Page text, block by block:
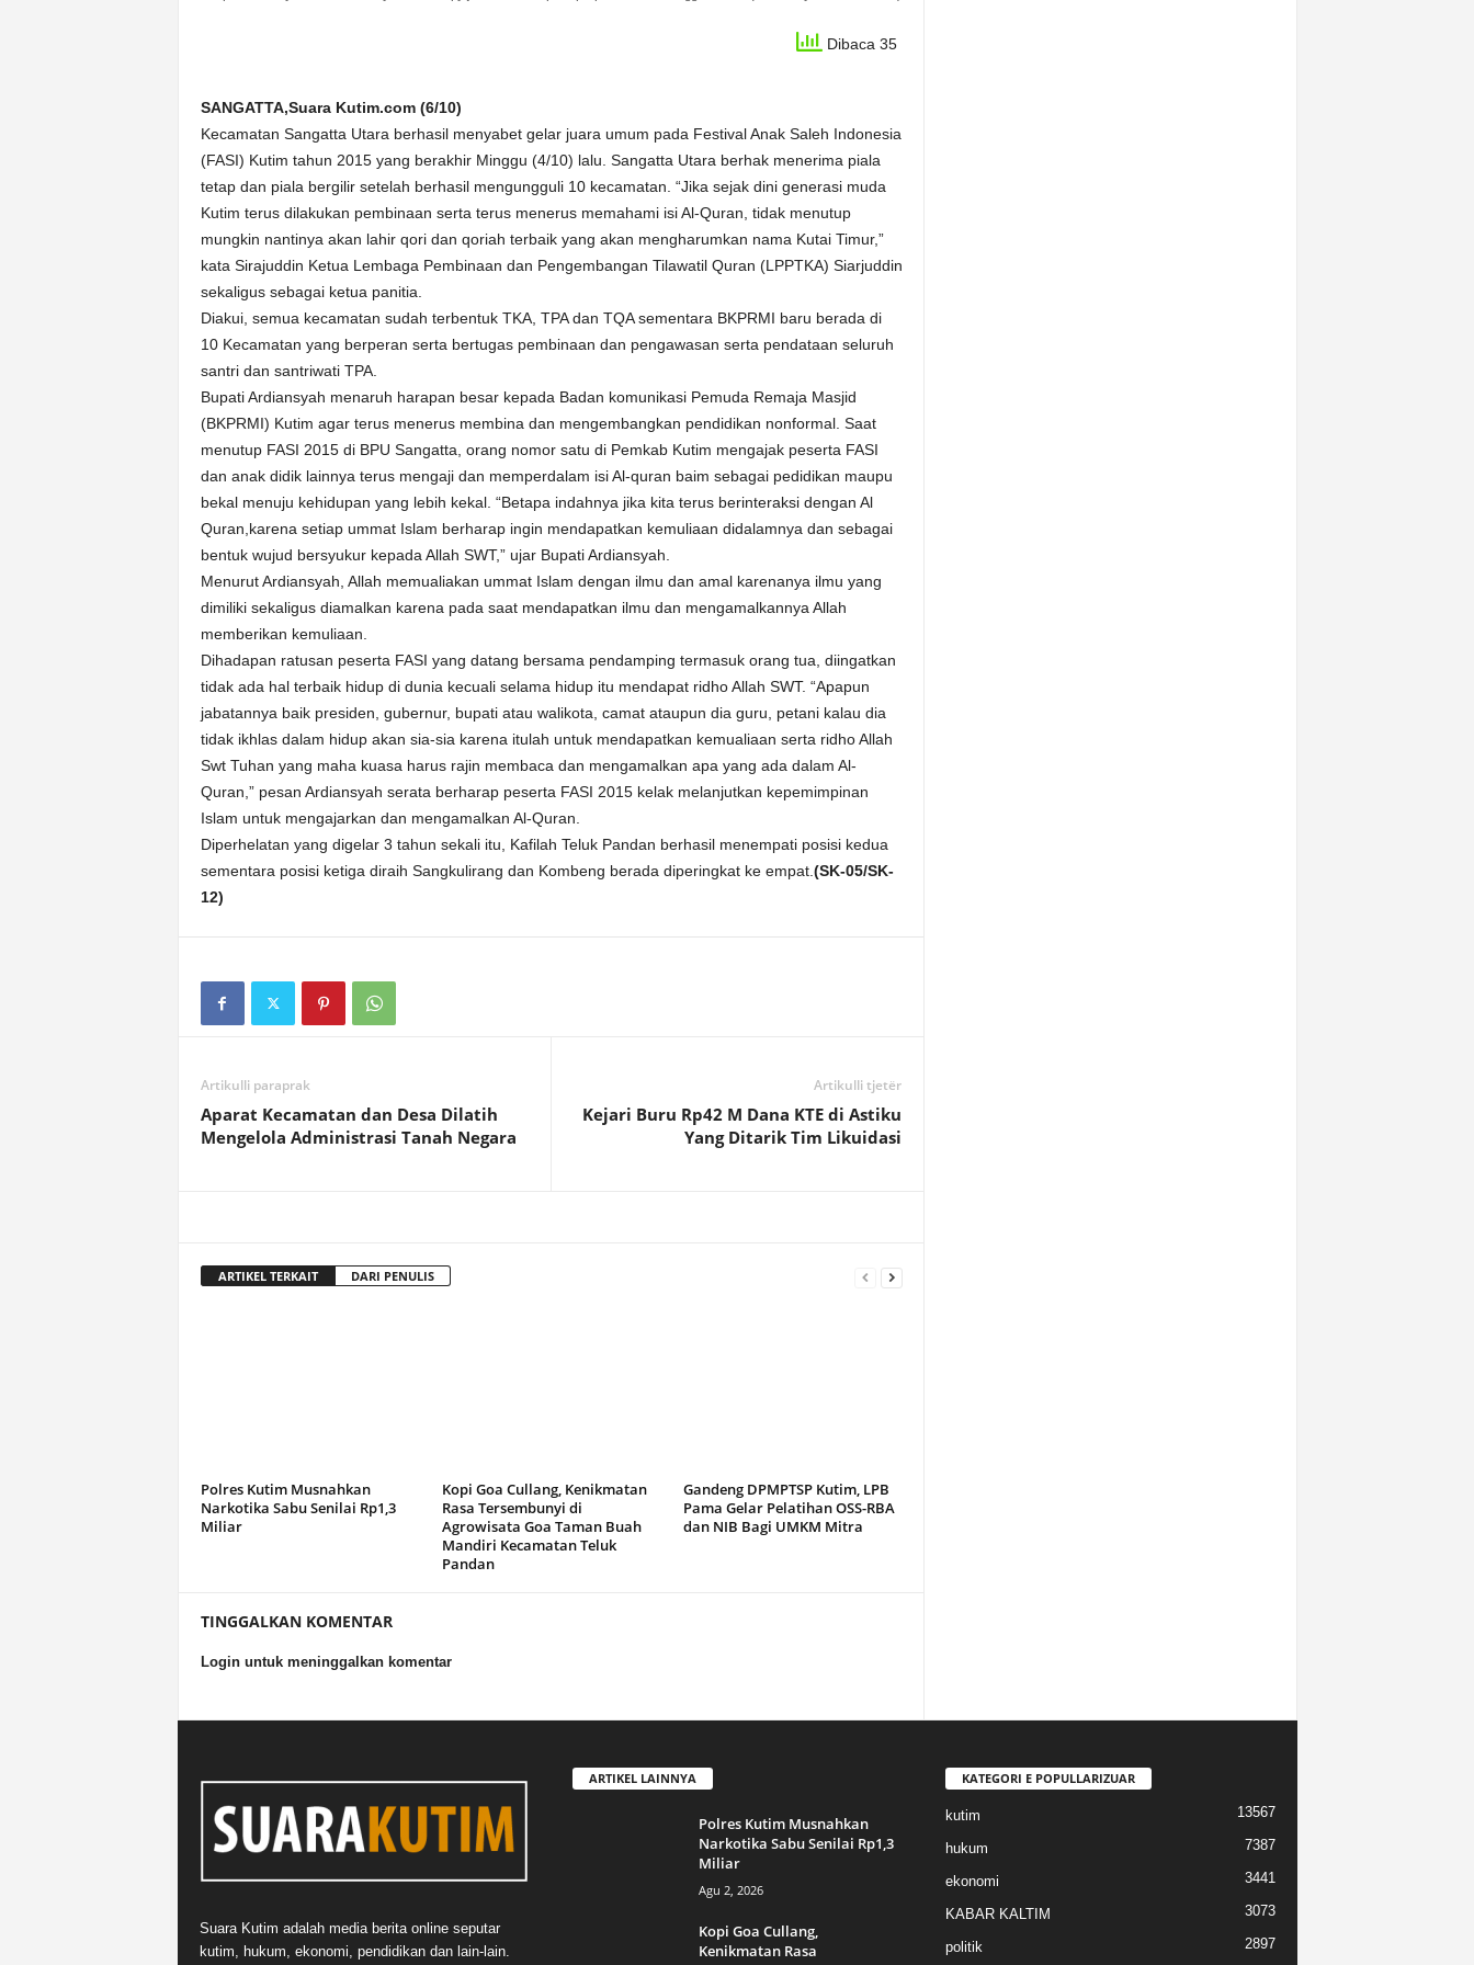
Dibaca 35
SANGATTA,Suara Kutim.com (6/10)
Kecamatan Sangatta Utara berhasil menyabet gelar juara umum pada Festival Anak Saleh Indonesia
(FASI) Kutim tahun 2015 yang berakhir Minggu (4/10) lalu. Sangatta Utara berhak menerima piala
tetap dan piala bergilir setelah berhasil mengungguli 10 kecamatan. “Jika sejak dini generasi muda
Kutim terus dilakukan pembinaan serta terus menerus memahami isi Al-Quran, tidak menutup
mungkin nantinya akan lahir qori dan qoriah terbaik yang akan mengharumkan nama Kutai Timur,”
kata Sirajuddin Ketua Lembaga Pembinaan dan Pengembangan Tilawatil Quran (LPPTKA) Siarjuddin
sekaligus sebagai ketua panitia.
Diakui, semua kecamatan sudah terbentuk TKA, TPA dan TQA sementara BKPRMI baru berada di
10 Kecamatan yang berperan serta bertugas pembinaan dan pengawasan serta pendataan seluruh
santri dan santriwati TPA.
Bupati Ardiansyah menaruh harapan besar kepada Badan komunikasi Pemuda Remaja Masjid
(BKPRMI) Kutim agar terus menerus membina dan mengembangkan pendidikan nonformal. Saat
menutup FASI 2015 di BPU Sangatta, orang nomor satu di Pemkab Kutim mengajak peserta FASI
dan anak didik lainnya terus mengaji dan memperdalam isi Al-quran baim sebagai pedidikan maupu
bekal menuju kehidupan yang lebih kekal. “Betapa indahnya jika kita terus berinteraksi dengan Al
Quran,karena setiap ummat Islam berharap ingin mendapatkan kemuliaan didalamnya dan sebagai
bentuk wujud bersyukur kepada Allah SWT,” ujar Bupati Ardiansyah.
Menurut Ardiansyah, Allah memualiakan ummat Islam dengan ilmu dan amal karenanya ilmu yang
dimiliki sekaligus diamalkan karena pada saat mendapatkan ilmu dan mengamalkannya Allah
memberikan kemuliaan.
Dihadapan ratusan peserta FASI yang datang bersama pendamping termasuk orang tua, diingatkan
tidak ada hal terbaik hidup di dunia kecuali selama hidup itu mendapat ridho Allah SWT. “Apapun
jabatannya baik presiden, gubernur, bupati atau walikota, camat ataupun dia guru, petani kalau dia
tidak ikhlas dalam hidup akan sia-sia karena itulah untuk mendapatkan kemualiaan serta ridho Allah
Swt Tuhan yang maha kuasa harus rajin membaca dan mengamalkan apa yang ada dalam Al-
Quran,” pesan Ardiansyah serata berharap peserta FASI 2015 kelak melanjutkan kepemimpinan
Islam untuk mengajarkan dan mengamalkan Al-Quran.
Diperhelatan yang digelar 3 tahun sekali itu, Kafilah Teluk Pandan berhasil menempati posisi kedua
sementara posisi ketiga diraih Sangkulirang dan Kombeng berada diperingkat ke empat. (SK-05/SK-
12)
Artikulli paraprak
Aparat Kecamatan dan Desa Dilatih
Mengelola Administrasi Tanah Negara
Artikulli tjetër
Kejari Buru Rp42 M Dana KTE di Astiku
Yang Ditarik Tim Likuidasi
ARTIKEL TERKAIT DARI PENULIS
Polres Kutim Musnahkan
Narkotika Sabu Senilai Rp1,3
Miliar
Kopi Goa Cullang, Kenikmatan
Rasa Tersembunyi di
Agrowisata Goa Taman Buah
Mandiri Kecamatan Teluk
Pandan
Gandeng DPMPTSP Kutim, LPB
Pama Gelar Pelatihan OSS-RBA
dan NIB Bagi UMKM Mitra
TINGGALKAN KOMENTAR
Login untuk meninggalkan komentar
Suara Kutim adalah media berita online seputar
kutim, hukum, ekonomi, pendidikan dan lain-lain.
ARTIKEL LAINNYA
Polres Kutim Musnahkan
Narkotika Sabu Senilai Rp1,3
Miliar
Agu 2, 2026
Kopi Goa Cullang,
Kenikmatan Rasa
KATEGORI E POPULLARIZUAR
kutim 13567
hukum 7387
ekonomi 3441
KABAR KALTIM 3073
politik 2897